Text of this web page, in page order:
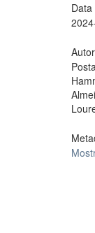
Data
Autor